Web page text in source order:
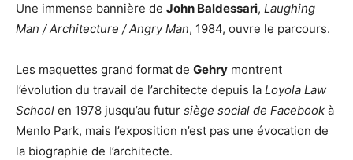
Une immense bannière de John Baldessari, Laughing
Man / Architecture / Angry Man, 1984, ouvre le parcours.
Les maquettes grand format de Gehry montrent
l’évolution du travail de l’architecte depuis la Loyola Law
School en 1978 jusqu’au futur siège social de Facebook à
Menlo Park, mais l’exposition n’est pas une évocation de
la biographie de l’architecte.